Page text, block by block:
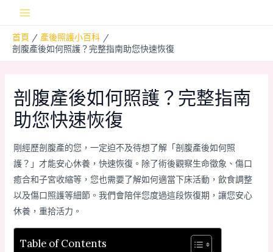
Menu
首頁
產後照護小百科
剖腹產後如何照護？完整指南助您快速恢復
剖腹產後如何照護？完整指南
助您快速恢復
剛經歷剖腹產的您，一定迫不及待想了解「剖腹產後如何照
護？」才能安心休養，快速恢復。除了術後觀察生命徵象、傷口
癒合和子宮收縮等，您也需要了解如何適當下床活動，飲食調整
以及傷口照護等細節。我們會陪伴您度過這段恢復期，讓您安心
休養，重拾活力。
Table of Contents